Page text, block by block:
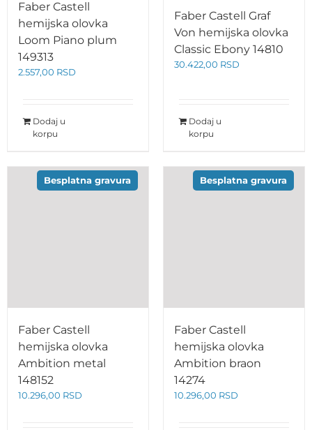
Faber Castell
hemijska olovka
Loom Piano plum
149313
2.557,00 RSD
Dodaj u
korpu
Faber Castell Graf
Von hemijska olovka
Classic Ebony 14810
30.422,00 RSD
Dodaj u
korpu
Besplatna gravura
Faber Castell
hemijska olovka
Ambition metal
148152
10.296,00 RSD
Besplatna gravura
Faber Castell
hemijska olovka
Ambition braon
14274
10.296,00 RSD